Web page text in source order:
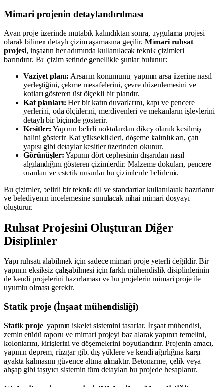
Mimari projenin detaylandırılması
Avan proje üzerinde mutabık kalındıktan sonra, uygulama projesi
olarak bilinen detaylı çizim aşamasına geçilir. Mimari ruhsat
projesi, inşaatın her adımında kullanılacak teknik çizimleri
barındırır. Bu çizim setinde genellikle şunlar bulunur:
Vaziyet planı: Arsanın konumunu, yapının arsa üzerine nasıl
yerleştiğini, çekme mesafelerini, çevre düzenlemesini ve
kotları gösteren üst ölçekli bir plandır.
Kat planları: Her bir katın duvarlarını, kapı ve pencere
yerlerini, oda ölçülerini, merdivenleri ve mekanların işlevlerini
detaylı bir biçimde gösterir.
Kesitler: Yapının belirli noktalardan dikey olarak kesilmiş
halini gösterir. Kat yükseklikleri, döşeme kalınlıkları, çatı
yapısı gibi detaylar kesitler üzerinden okunur.
Görünüşler: Yapının dört cephesinin dışarıdan nasıl
algılandığını gösteren çizimlerdir. Malzeme dokuları, pencere
oranları ve estetik unsurlar bu çizimlerde belirlenir.
Bu çizimler, belirli bir teknik dil ve standartlar kullanılarak hazırlanır
ve belediyenin incelemesine sunulacak nihai mimari dosyayı
oluşturur.
Ruhsat Projesini Oluşturan Diğer
Disiplinler
Yapı ruhsatı alabilmek için sadece mimari proje yeterli değildir. Bir
yapının eksiksiz çalışabilmesi için farklı mühendislik disiplinlerinin
de kendi projelerini hazırlaması ve bu projelerin mimari proje ile
uyumlu olması gerekir.
Statik proje (İnşaat mühendisliği)
Statik proje, yapının iskelet sistemini tasarlar. İnşaat mühendisi,
zemin etüdü raporu ve mimari projeyi baz alarak yapının temelini,
kolonlarını, kirişlerini ve döşemelerini boyutlandırır. Projenin amacı,
yapının deprem, rüzgar gibi dış yüklere ve kendi ağırlığına karşı
ayakta kalmasını güvence altına almaktır. Betonarme, çelik veya
ahşap gibi taşıyıcı sistemin tüm detayları bu projede hesaplanır.